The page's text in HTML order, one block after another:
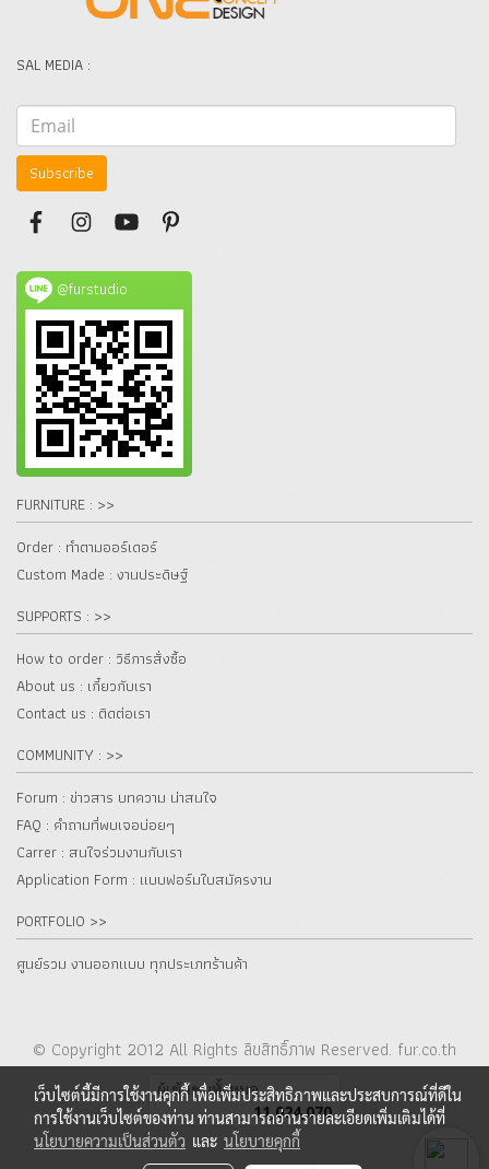
SAL MEDIA :
Subscribe
@furstudio
FURNITURE : >>
Order : ทำตามออร์เดอร์
Custom Made : งานประดิษฐ์
SUPPORTS : >>
How to order : วิธีการสั่งซื้อ
About us : เกี๋ยวกับเรา
Contact us : ติดต่อเรา
COMMUNITY : >>
Forum : ข่าวสาร บทความ น่าสนใจ
FAQ : คำถามที่พบเจอบ่อยๆ
Carrer : สนใจร่วมงานกับเรา
Application Form : แบบฟอร์มใบสมัครงาน
PORTFOLIO >>
ศูนย์รวม งานออกแบบ ทุกประเภทร้านค้า
© Copyright 2012 All Rights ลิขสิทธิ์ภาพ Reserved. fur.co.th
ผู้เข้าชมทั้งหมด
11,024,070
เว็บไซต์นี้มีการใช้งานคุกกี้ เพื่อเพิ่มประสิทธิภาพและประสบการณ์ที่ดีใน
การใช้งานเว็บไซต์ของท่าน ท่านสามารถอ่านรายละเอียดเพิ่มเติมได้ที่
นโยบายความเป็นส่วนตัว และ นโยบายคุกกี้